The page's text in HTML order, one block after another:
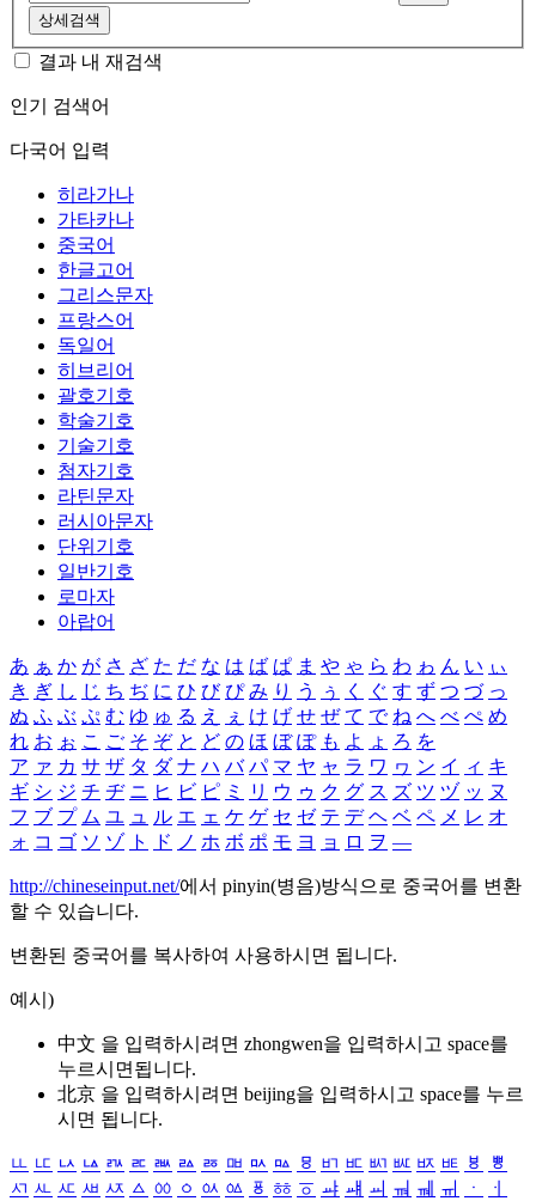
상세검색
결과 내 재검색
인기 검색어
다국어 입력
히라가나
가타카나
중국어
한글고어
그리스문자
프랑스어
독일어
히브리어
괄호기호
학술기호
기술기호
첨자기호
라틴문자
러시아문자
단위기호
일반기호
로마자
아랍어
あ ぁ か が さ ざ た だ な は ば ぱ ま や ゃ ら わ ゎ ん い ぃ
き ぎ し じ ち ぢ に ひ び ぴ み り う ぅ く ぐ す ず つ づ っ
ぬ ふ ぶ ぷ む ゆ ゅ る え ぇ け げ せ ぜ て で ね へ べ ぺ め
れ お ぉ こ ご そ ぞ と ど の ほ ぼ ぽ も よ ょ ろ を
ア ァ カ サ ザ タ ダ ナ ハ バ パ マ ヤ ャ ラ ワ ヮ ン イ ィ キ
ギ シ ジ チ ヂ ニ ヒ ビ ピ ミ リ ウ ゥ ク グ ス ズ ツ ヅ ッ ヌ
フ ブ プ ム ユ ュ ル エ ェ ケ ゲ セ ゼ テ デ ヘ ベ ペ メ レ オ
ォ コ ゴ ソ ゾ ト ド ノ ホ ボ ポ モ ヨ ョ ロ ヲ ―
http://chineseinput.net/에서 pinyin(병음)방식으로 중국어를 변환
할 수 있습니다.
변환된 중국어를 복사하여 사용하시면 됩니다.
예시)
中文 을 입력하시려면 zhongwen을 입력하시고 space를
누르시면됩니다.
北京 을 입력하시려면 beijing을 입력하시고 space를 누르
시면 됩니다.
ㅥ ㅦ ㅧ ㅨ ㅩ ㅪ ㅫ ㅬ ㅭ ㅮ ㅯ ㅰ ㅱ ㅲ ㅳ ㅴ ㅵ ㅶ ㅷ ㅸ
ㅹ
ㅺ ㅻ ㅼ ㅽ ㅾ ㅿ ㆀ ㆁ ㆂ ㆃ ㆄ ㆅ ㆆ ㆇ ㆈ ㆉ ㆊ ㆋ ㆌ ㆍ
ㆎ